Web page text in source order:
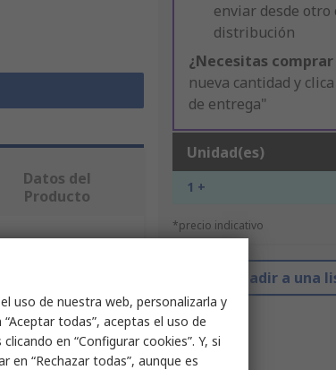
enviar desde otro
distribución
¿Necesitas comprar
nueva cantidad y
de entrega"
Unidad(es)
1 +
*precio indicativo
Añadir a una
Datos del
Producto
uso de nuestra web, personalizarla y
todas”, aceptas el uso de
en “Configurar cookies”. Y, si
en “Rechazar todas”, aunque es